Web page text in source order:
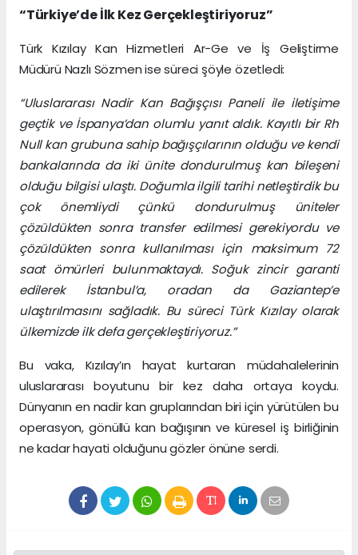
“Türkiye’de İlk Kez Gerçekleştiriyoruz”
Türk Kızılay Kan Hizmetleri Ar-Ge ve İş Geliştirme
Müdürü Nazlı Sözmen ise süreci şöyle özetledi:
“Uluslararası Nadir Kan Bağışçısı Paneli ile iletişime
geçtik ve İspanya’dan olumlu yanıt aldık. Kayıtlı bir Rh
Null kan grubuna sahip bağışçılarının olduğu ve kendi
bankalarında da iki ünite dondurulmuş kan bileşeni
olduğu bilgisi ulaştı. Doğumla ilgili tarihi netleştirdik bu
çok önemliydi çünkü dondurulmuş üniteler
çözüldükten sonra transfer edilmesi gerekiyordu ve
çözüldükten sonra kullanılması için maksimum 72
saat ömürleri bulunmaktaydı. Soğuk zincir garanti
edilerek İstanbul’a, oradan da Gaziantep’e
ulaştırılmasını sağladık. Bu süreci Türk Kızılay olarak
ülkemizde ilk defa gerçekleştiriyoruz.”
Bu vaka, Kızılay’ın hayat kurtaran müdahalelerinin
uluslararası boyutunu bir kez daha ortaya koydu.
Dünyanın en nadir kan gruplarından biri için yürütülen bu
operasyon, gönüllü kan bağışının ve küresel iş birliğinin
ne kadar hayati olduğunu gözler önüne serdi.